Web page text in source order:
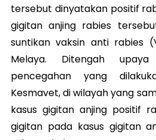
tersebut dinyatakan positif
gigitan anjing rabies
suntikan vaksin anti rabies
Melaya. Ditengah
pencegahan yang
Kesmavet, di wilayah yang
kasus gigitan anjing positif
gigitan pada kasus gigitan